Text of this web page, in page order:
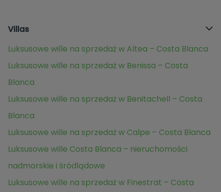
Villas
Luksusowe wille na sprzedaż w Altea – Costa Blanca
Luksusowe wille na sprzedaż w Benissa – Costa
Blanca
Luksusowe wille na sprzedaż w Benitachell – Costa
Blanca
Luksusowe wille na sprzedaż w Calpe – Costa Blanca
Luksusowe wille Costa Blanca – nieruchomości
nadmorskie i śródlądowe
Luksusowe wille na sprzedaż w Finestrat – Costa